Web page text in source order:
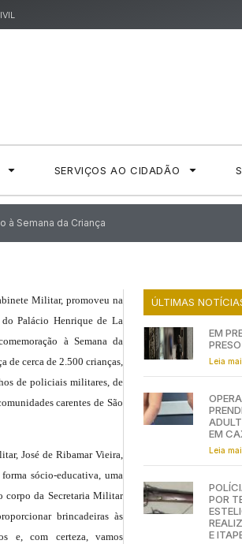
SERVIÇOS AO CIDADÃO
à Semana da Criança
Militar, promoveu na
Palácio Henrique de La
à Semana da
de cerca de 2.500 crianças,
de policiais militares, de
carentes de São
José de Ribamar Vieira,
sócio-educativa, uma
corpo da Secretaria Militar
brincadeiras às
e, com certeza, vamos
ÚLTIMAS
EM
Leia
EM
Leia
POR
E